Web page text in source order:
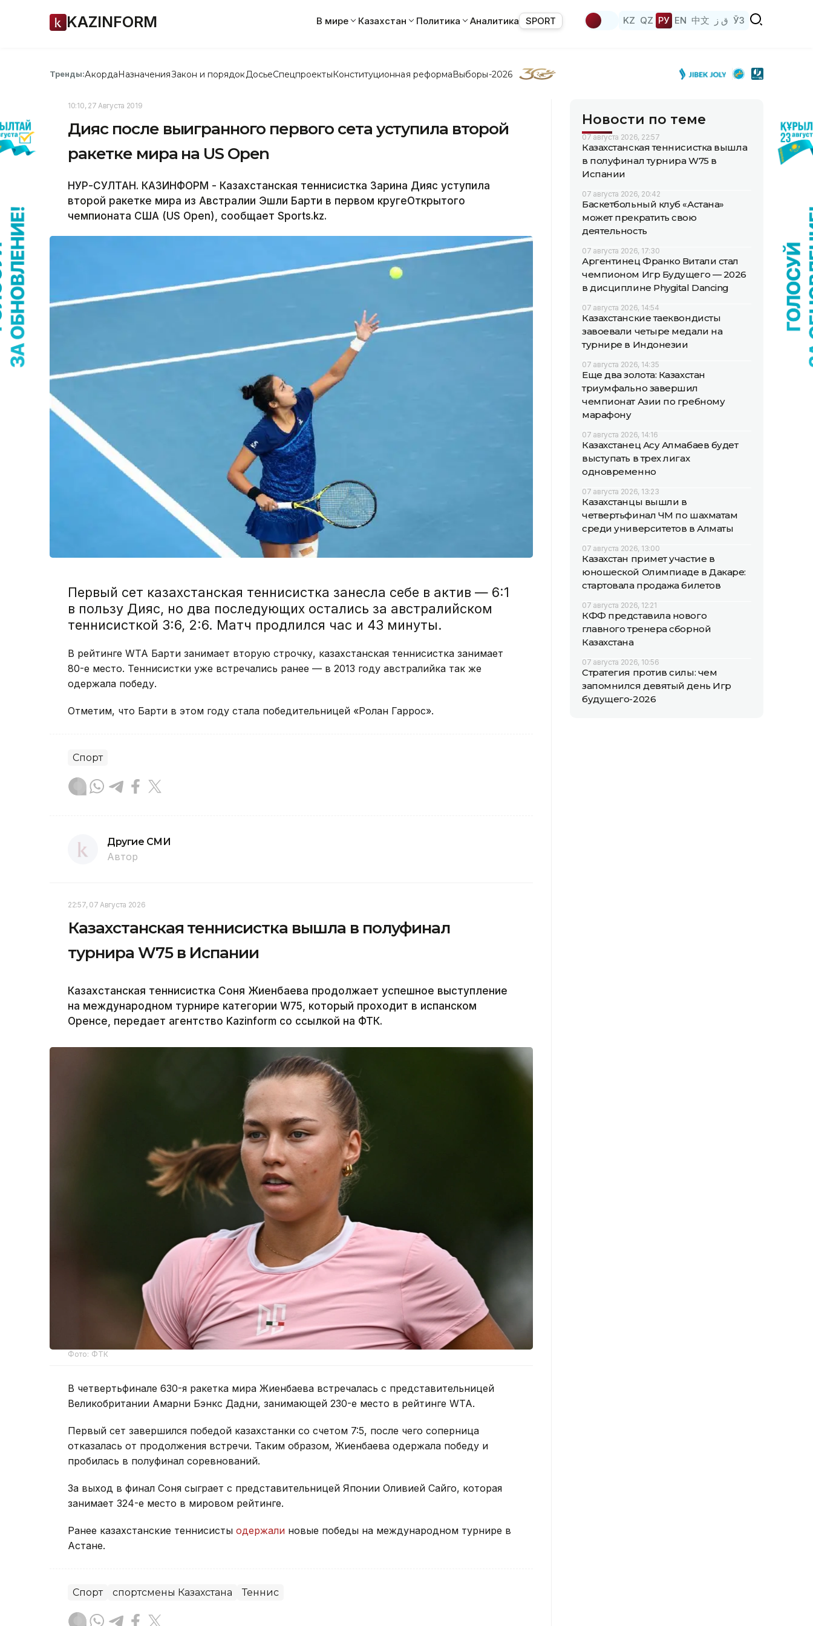
KAZINFORM В мире Казахстан Политика Аналитика SPORT KZ QZ РУ EN 中文 ق ز ЎЗ
Тренды:АкордаНазначенияЗакон и порядок ДосьеСпецпроектыКонституционная реформаВыборы-2026
10:10, 27 Августа 2019
Дияс после выигранного первого сета уступила второй
ракетке мира на US Open
НУР-СУЛТАН. КАЗИНФОРМ - Казахстанская теннисистка Зарина Дияс уступила
второй ракетке мира из Австралии Эшли Барти в первом кругеОткрытого
чемпионата США (US Open), сообщает Sports.kz.
Первый сет казахстанская теннисистка занесла себе в актив — 6:1
в пользу Дияс, но два последующих остались за австралийском
теннисисткой 3:6, 2:6. Матч продлился час и 43 минуты.
В рейтинге WTA Барти занимает вторую строчку, казахстанская теннисистка занимает
80-е место. Теннисистки уже встречались ранее — в 2013 году австралийка так же
одержала победу.
Отметим, что Барти в этом году стала победительницей «Ролан Гаррос».
Спорт
Другие СМИ
Автор
22:57, 07 Августа 2026
Казахстанская теннисистка вышла в полуфинал
турнира W75 в Испании
Казахстанская теннисистка Соня Жиенбаева продолжает успешное выступление
на международном турнире категории W75, который проходит в испанском
Оренсе, передает агентство Kazinform со ссылкой на ФТК.
Фото: ФТК
В четвертьфинале 630-я ракетка мира Жиенбаева встречалась с представительницей
Великобритании Амарни Бэнкс Дадни, занимающей 230-е место в рейтинге WTA.
Первый сет завершился победой казахстанки со счетом 7:5, после чего соперница
отказалась от продолжения встречи. Таким образом, Жиенбаева одержала победу и
пробилась в полуфинал соревнований.
За выход в финал Соня сыграет с представительницей Японии Оливией Сайго, которая
занимает 324-е место в мировом рейтинге.
Ранее казахстанские теннисисты одержали новые победы на международном турнире в
Астане.
Спорт спортсмены Казахстана Теннис
Новости по теме
07 августа 2026, 22:57
Казахстанская теннисистка вышла
в полуфинал турнира W75 в
Испании
07 августа 2026, 20:42
Баскетбольный клуб «Астана»
может прекратить свою
деятельность
07 августа 2026, 17:30
Аргентинец Франко Витали стал
чемпионом Игр Будущего — 2026
в дисциплине Phygital Dancing
07 августа 2026, 14:54
Казахстанские таеквондисты
завоевали четыре медали на
турнире в Индонезии
07 августа 2026, 14:35
Еще два золота: Казахстан
триумфально завершил
чемпионат Азии по гребному
марафону
07 августа 2026, 14:16
Казахстанец Асу Алмабаев будет
выступать в трех лигах
одновременно
07 августа 2026, 13:23
Казахстанцы вышли в
четвертьфинал ЧМ по шахматам
среди университетов в Алматы
07 августа 2026, 13:00
Казахстан примет участие в
юношеской Олимпиаде в Дакаре:
стартовала продажа билетов
07 августа 2026, 12:21
КФФ представила нового
главного тренера сборной
Казахстана
07 августа 2026, 10:56
Стратегия против силы: чем
запомнился девятый день Игр
будущего-2026